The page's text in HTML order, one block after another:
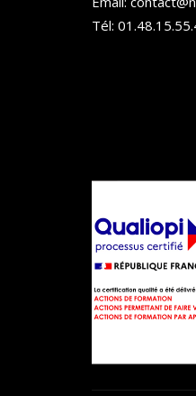
Tél: